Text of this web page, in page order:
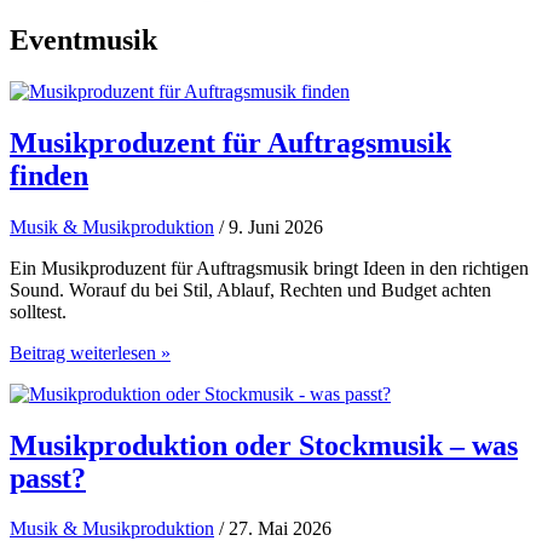
Eventmusik
Musikproduzent für Auftragsmusik
finden
Musik & Musikproduktion / 9. Juni 2026
Ein Musikproduzent für Auftragsmusik bringt Ideen in den richtigen
Sound. Worauf du bei Stil, Ablauf, Rechten und Budget achten
solltest.
Musikproduzent
Auftragsmusik
Beitrag weiterlesen »
Musikproduktion oder Stockmusik – was
passt?
Musik & Musikproduktion / 27. Mai 2026